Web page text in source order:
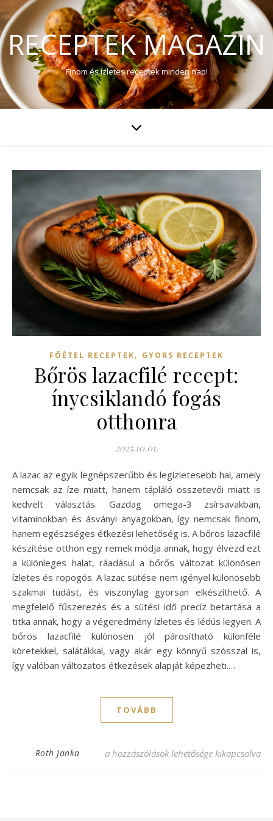
RECEPTEK MAGAZIN
Finom és ízletes receptek minden nap!
FŐÉTEL RECEPTEK, GYORS RECEPTEK
Bőrös lazacfilé recept:
ínycsiklandó fogás
otthonra
2025.10.01.
A lazac az egyik legnépszerűbb és legízletesebb hal, amely
nemcsak az íze miatt, hanem tápláló összetevői miatt is
kedvelt választás. Gazdag omega-3 zsírsavakban,
vitaminokban és ásványi anyagokban, így nemcsak finom,
hanem egészséges étkezési lehetőség is. A bőrös lazacfilé
készítése otthon egy remek módja annak, hogy élvezd ezt
a különleges halat, ráadásul a bőrős változat különösen
ízletes és ropogós. A lazac sütése nem igényel különösebb
szakmai tudást, és viszonylag gyorsan elkészíthető. A
megfelelő fűszerezés és a sütési idő precíz betartása a
titka annak, hogy a végeredmény ízletes és lédús legyen. A
bőrös lazacfilé különösen jól párosítható különféle
köretekkel, salátákkal, vagy akár egy könnyű szósszal is,
így valóban változatos étkezések alapját képezheti.…
TOVÁBB
Roth Janka Bőrös lazacfilé recept: ínycsiklandó fogás
a hozzászólások lehetősége kikapcsolva